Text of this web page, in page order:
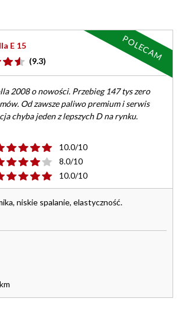
E 15
(9.3)
2008 o nowości. Przebieg 147 tys zero
Od zawsze paliwo premium i serwis
chyba jeden z lepszych D na rynku.
10.0/10
8.0/10
10.0/10
niskie spalanie, elastyczność.
POLECAM